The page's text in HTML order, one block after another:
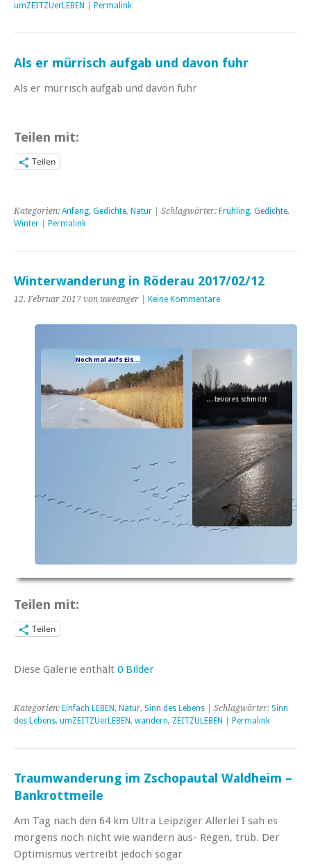
umZEITZUerLEBEN
Permalink
Als er mürrisch aufgab und davon fuhr
Als er mürrisch aufgab und davon fuhr
Teilen mit:
Teilen
Kategorien: Anfang, Gedichte, Natur | Schlagwörter: Frühling, Gedichte,
Winter
Permalink
Winterwanderung in Röderau 2017/02/12
12. Februar 2017 von uweanger | Keine Kommentare
Noch mal aufs Eis...
... bevor es schmilzt
Teilen mit:
Teilen
Diese Galerie enthält 0 Bilder
Kategorien: Einfach LEBEN, Natur, Sinn des Lebens | Schlagwörter: Sinn
des Lebens, umZEITZUerLEBEN, wandern, ZEITZULEBEN Permalink
Traumwanderung im Zschopautal Waldheim –
Bankrottmeile
Am Tag nach den 64 km Ultra Leipziger Allerlei I sah es
morgens noch nicht wie wandern aus- Regen, trüb. Der
Optimismus vertreibt jedoch sogar